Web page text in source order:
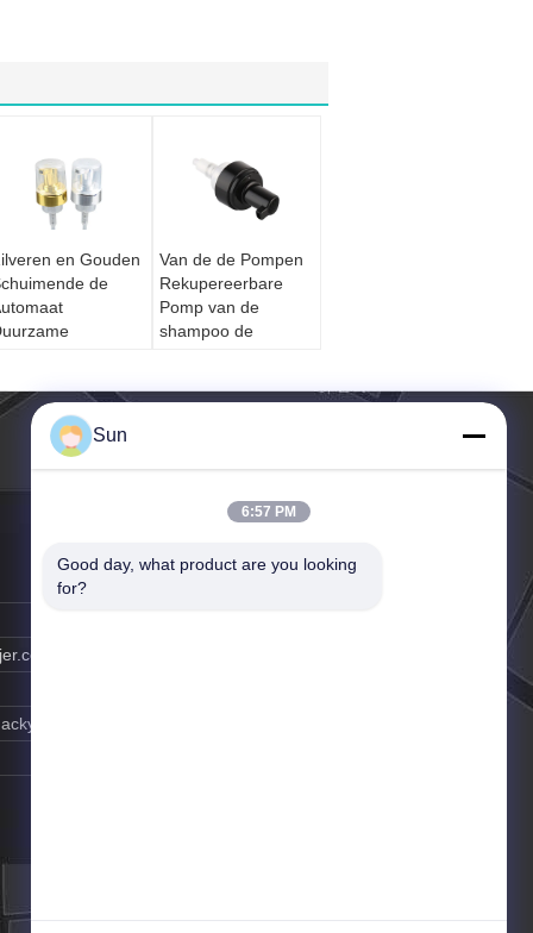
en Gouden
de
Handzeep
Van de de Pompen
Rekupereerbare
Pomp van de
shampoo de
Vriendschappelijke
Sun
6:57 PM
Good day, what product are you looking
for?